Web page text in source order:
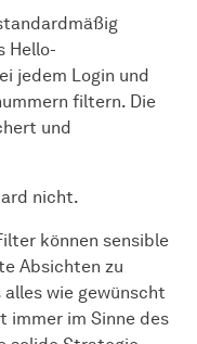
Hello-
jedem Login und
filtern. Die
und
nicht.
können sensible
Absichten zu
wie gewünscht
im Sinne des